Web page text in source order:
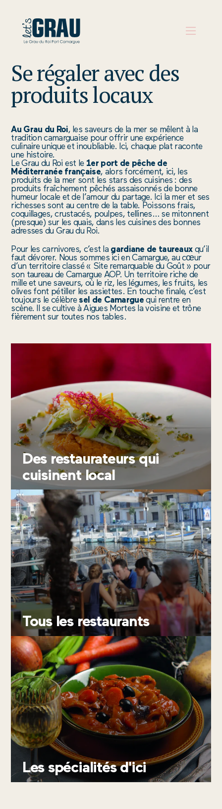
PRÉPARER
SON
VOYAGE
QUE
FAIRE
S’INSPIRER
AGENDA
AUX
ALENTOURS
ACTUS
ACCESSIBILITÉ RECRUTEMENT
OBSERVATOIRELANGUES
DE
TOURISME
VILLA
PARRY
du
Le
du-
66
51
67
70
CONTACTEZ-NOUS
Se régaler avec des
produits locaux
Au Grau du Roi, les saveurs de la mer se mêlent à la
tradition camarguaise pour offrir une expérience
culinaire unique et inoubliable. Ici, chaque plat raconte
une histoire.
Le Grau du Roi est le 1er port de pêche de
Méditerranée française, alors forcément, ici, les
produits de la mer sont les stars des cuisines : des
produits fraîchement pêchés assaisonnés de bonne
humeur locale et de l’amour du partage. Ici la mer et ses
richesses sont au centre de la table. Poissons frais,
coquillages, crustacés, poulpes, tellines… se mitonnent
(presque) sur les quais, dans les cuisines des bonnes
adresses du Grau du Roi.
Pour les carnivores, c’est la gardiane de taureauxqu’il
faut dévorer. Nous sommes ici en Camargue, au cœur
d’un territoire classé « Site remarquable du Goût » pour
son taureau de Camargue AOP. Un territoire riche de
mille et une saveurs, où le riz, les légumes, les fruits, les
olives font pétiller les assiettes. En touche finale, c’est
toujours le célèbresel de Camarguequi rentre en
scène. Il se cultive à Aigues Mortes la voisine et trône
fièrement sur toutes nos tables.
Des restaurateurs qui
cuisinent local
Tous les restaurants
Les spécialités d'ici